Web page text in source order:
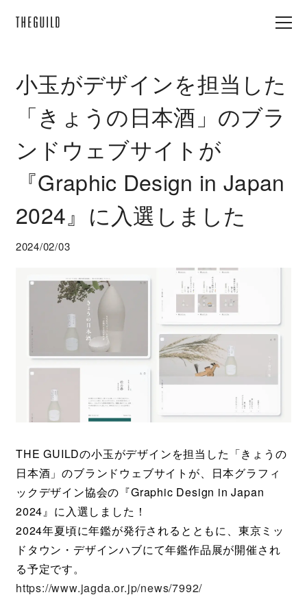
小玉がデザインを担当した
「きょうの日本酒」のブラ
ンドウェブサイトが
『Graphic Design in Japan
2024』に入選しました
2024/02/03
THE GUILDの小玉がデザインを担当した「きょうの
日本酒」のブランドウェブサイトが、日本グラフィ
ックデザイン協会の『Graphic Design in Japan
2024』に入選しました！
2024年夏頃に年鑑が発行されるとともに、東京ミッ
ドタウン・デザインハブにて年鑑作品展が開催され
る予定です。
https://www.jagda.or.jp/news/7992/